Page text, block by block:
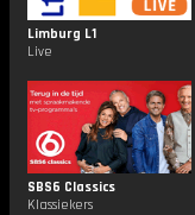
Limburg L1
Live
SBS6 Classics
Klassiekers